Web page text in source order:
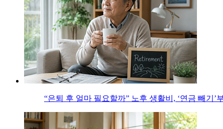
“은퇴 후 얼마 필요할까” 노후 생활비, ‘연금 빼기’